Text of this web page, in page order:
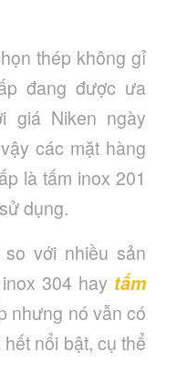
thép không gỉ
đang được ưa
giá Niken ngày
các mặt hàng
là tấm inox 201
dụng.
so với nhiều sản
304 hay tấm
nhưng nó vẫn có
nổi bật, cụ thể